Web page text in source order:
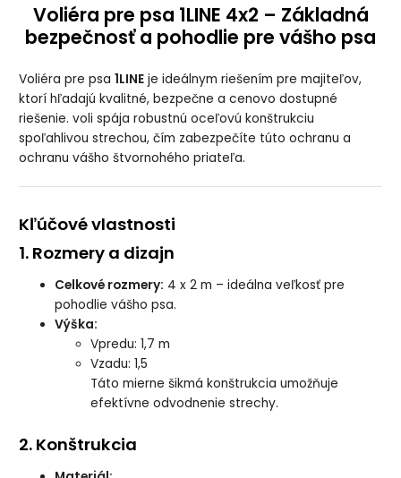
Voliéra pre psa 1LINE 4x2 – Základná
bezpečnosť a pohodlie pre vášho psa
Voliéra pre psa1LINE je ideálnym riešením pre majiteľov,
ktorí hľadajú kvalitné, bezpečne a cenovo dostupné
riešenie. voli spája robustnú oceľovú konštrukciu
spoľahlivou strechou, čím zabezpečíte túto ochranu a
ochranu vášho štvornohého priateľa.
Kľúčové vlastnosti
1. Rozmery a dizajn
Celkové rozmery: 4 x 2 m – ideálna veľkosť pre
pohodlie vášho psa.
Výška:
Vpredu: 1,7 m
Vzadu: 1,5
Táto mierne šikmá konštrukcia umožňuje
efektívne odvodnenie strechy.
2. Konštrukcia